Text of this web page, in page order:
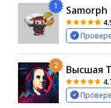
1 Samorph
2 Высшая